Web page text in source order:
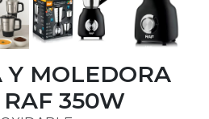
Y MOLEDORA
RAF 350W